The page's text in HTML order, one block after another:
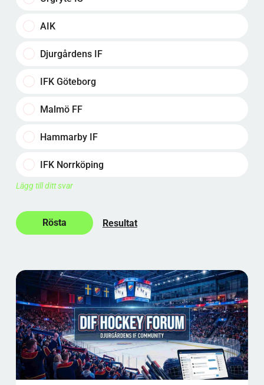
AIK
Djurgårdens IF
IFK Göteborg
Malmö FF
Hammarby IF
IFK Norrköping
Lägg till ditt svar
Resultat